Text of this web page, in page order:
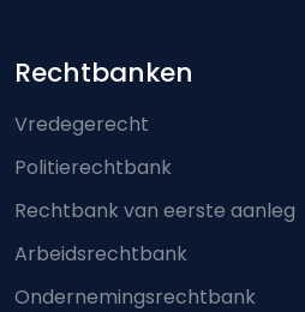
Footer-menu
Rechtbanken
Vredegerecht
Politierechtbank
Rechtbank van eerste aanleg
Arbeidsrechtbank
Ondernemingsrechtbank